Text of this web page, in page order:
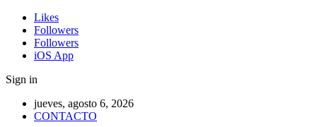
Likes
Followers
Followers
iOS App
Sign in
jueves, agosto 6, 2026
CONTACTO